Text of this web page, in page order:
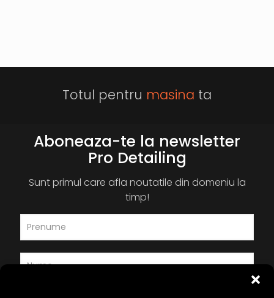
Totul pentru masina ta
Aboneaza-te la newsletter
Pro Detailing
Sunt primul care afla noutatile din domeniu la
timp!